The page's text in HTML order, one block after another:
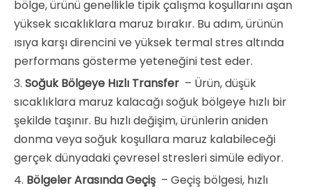
bölge, ürünü genellikle tipik çalışma koşullarını aşan
yüksek sıcaklıklara maruz bırakır. Bu adım, ürünün
ısıya karşı direncini ve yüksek termal stres altında
performans gösterme yeteneğini test eder.
3. Soğuk Bölgeye Hızlı Transfer – Ürün, düşük
sıcaklıklara maruz kalacağı soğuk bölgeye hızlı bir
şekilde taşınır. Bu hızlı değişim, ürünlerin aniden
donma veya soğuk koşullara maruz kalabileceği
gerçek dünyadaki çevresel stresleri simüle ediyor.
4. Bölgeler Arasında Geçiş – Geçiş bölgesi, hızlı